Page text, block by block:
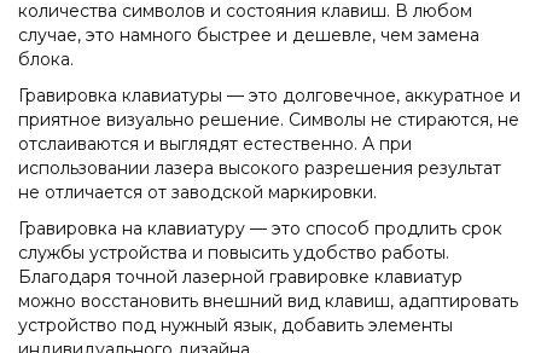
количества символов и состояния клавиш. В любом
случае, это намного быстрее и дешевле, чем замена
блока.
Гравировка клавиатуры — это долговечное, аккуратное и
приятное визуально решение. Символы не стираются, не
отслаиваются и выглядят естественно. А при
использовании лазера высокого разрешения результат
не отличается от заводской маркировки.
Гравировка на клавиатуру — это способ продлить срок
службы устройства и повысить удобство работы.
Благодаря точной лазерной гравировке клавиатур
можно восстановить внешний вид клавиш, адаптировать
устройство под нужный язык, добавить элементы